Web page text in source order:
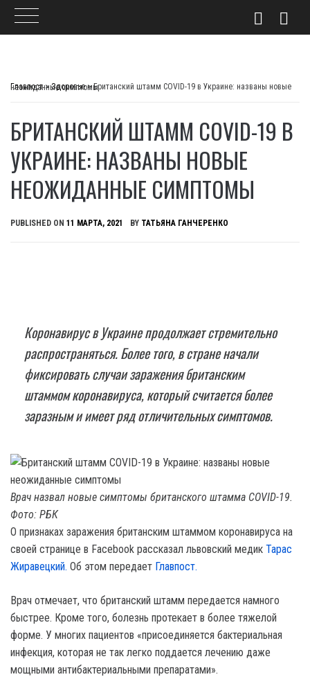
Главпост>Здоровье>
Британский штамм COVID-19 в Украине: названы новые неожиданные симптомы
БРИТАНСКИЙ ШТАММ COVID-19 В
УКРАИНЕ: НАЗВАНЫ НОВЫЕ
НЕОЖИДАННЫЕ СИМПТОМЫ
PUBLISHED ON 11 МАРТА, 2021 BY ТАТЬЯНА ГАНЧЕРЕНКО
Коронавирус в Украине продолжает стремительно
распространяться. Более того, в стране начали
фиксировать случаи заражения британским
штаммом коронавируса, который считается более
заразным и имеет ряд отличительных симптомов.
Врач назвал новые симптомы британского штамма COVID-19.
Фото: РБК
О признаках заражения британским штаммом коронавируса на
своей странице в Facebook рассказал львовский медик Тарас
Жиравецкий. Об этом передает Главпост.
Врач отмечает, что британский штамм передается намного
быстрее. Кроме того, болезнь протекает в более тяжелой
форме. У многих пациентов «присоединяется бактериальная
инфекция, которая не так легко поддается лечению даже
мощными антибактериальными препаратами».